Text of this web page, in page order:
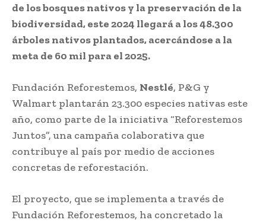
de los bosques nativos y la preservación de la
biodiversidad, este 2024 llegará a los 48.300
árboles nativos plantados, acercándose a la
meta de 60 mil para el 2025.
Fundación Reforestemos, Nestlé, P&G y
Walmart plantarán 23.300 especies nativas este
año, como parte de la iniciativa “Reforestemos
Juntos”, una campaña colaborativa que
contribuye al país por medio de acciones
concretas de reforestación.
El proyecto, que se implementa a través de
Fundación Reforestemos, ha concretado la